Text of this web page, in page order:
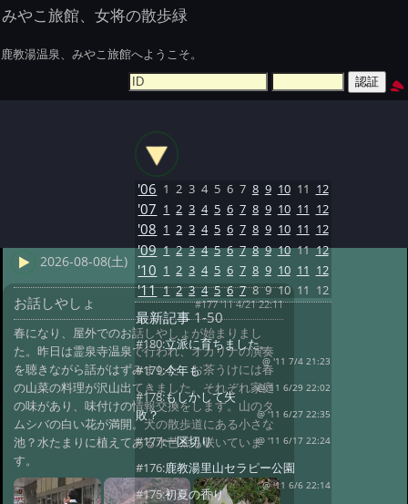
みやこ旅館、女将の散歩緑
鹿教湯温泉、みやこ旅館へようこそ。
2026-08-08(土)
お話しやしょ #177 '11 4/21 22:11
春になり、屋外でのお話しやしょが始まりまし
た。昨日は霊泉寺温泉で行われ、オカリナの演奏
を聴きながら話がはずみました。お茶うけには春
の山菜の料理が沢山出てきました。それぞれ家庭
の味があり、味付けの情報交換をします。山のタ
ムシバの白い花が満開。犬の散歩道にある小さな
池？水たまりに植えてある水芭蕉も咲いていま
す。
'06 1 2 3 4 5 6 7 8 9 10 11 12
'07 1 2 3 4 5 6 7 8 9 10 11 12
'08 1 2 3 4 5 6 7 8 9 10 11 12
'09 1 2 3 4 5 6 7 8 9 10 11 12
'10 1 2 3 4 5 6 7 8 9 10 11 12
'11 1 2 3 4 5 6 7 8 9 10 11 12
最新記事1-50
#180:立派に育ちました。
@ '11 7/4 21:23
#179:今年も
@ '11 6/29 22:02
#178:もしかして失
敗？
@ '11 6/27 22:35
#177:一区切り @ '11 6/17 22:24
#176:鹿教湯里山セラピー公園
@ '11 6/6 22:14
#175:初夏の香り